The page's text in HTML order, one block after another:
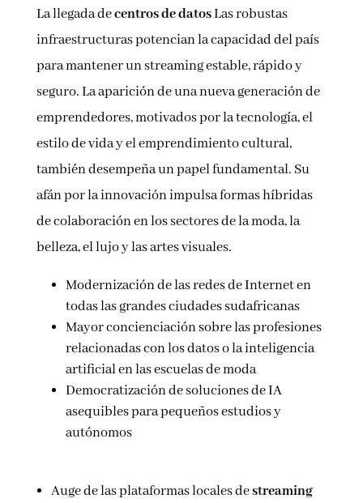
La llegada decentros de datosLas robustas
infraestructuras potencian la capacidad del país
para mantener un streaming estable, rápido y
seguro. La aparición de una nueva generación de
emprendedores, motivados por la tecnología, el
estilo de vida y el emprendimiento cultural,
también desempeña un papel fundamental. Su
afán por la innovación impulsa formas híbridas
de colaboración en los sectores de la moda, la
belleza, el lujo y las artes visuales.
Modernización de las redes de Internet en
todas las grandes ciudades sudafricanas
Mayor concienciación sobre las profesiones
relacionadas con los datos o la inteligencia
artificial en las escuelas de moda
Democratización de soluciones de IA
asequibles para pequeños estudios y
autónomos
Auge de las plataformas locales destreaming